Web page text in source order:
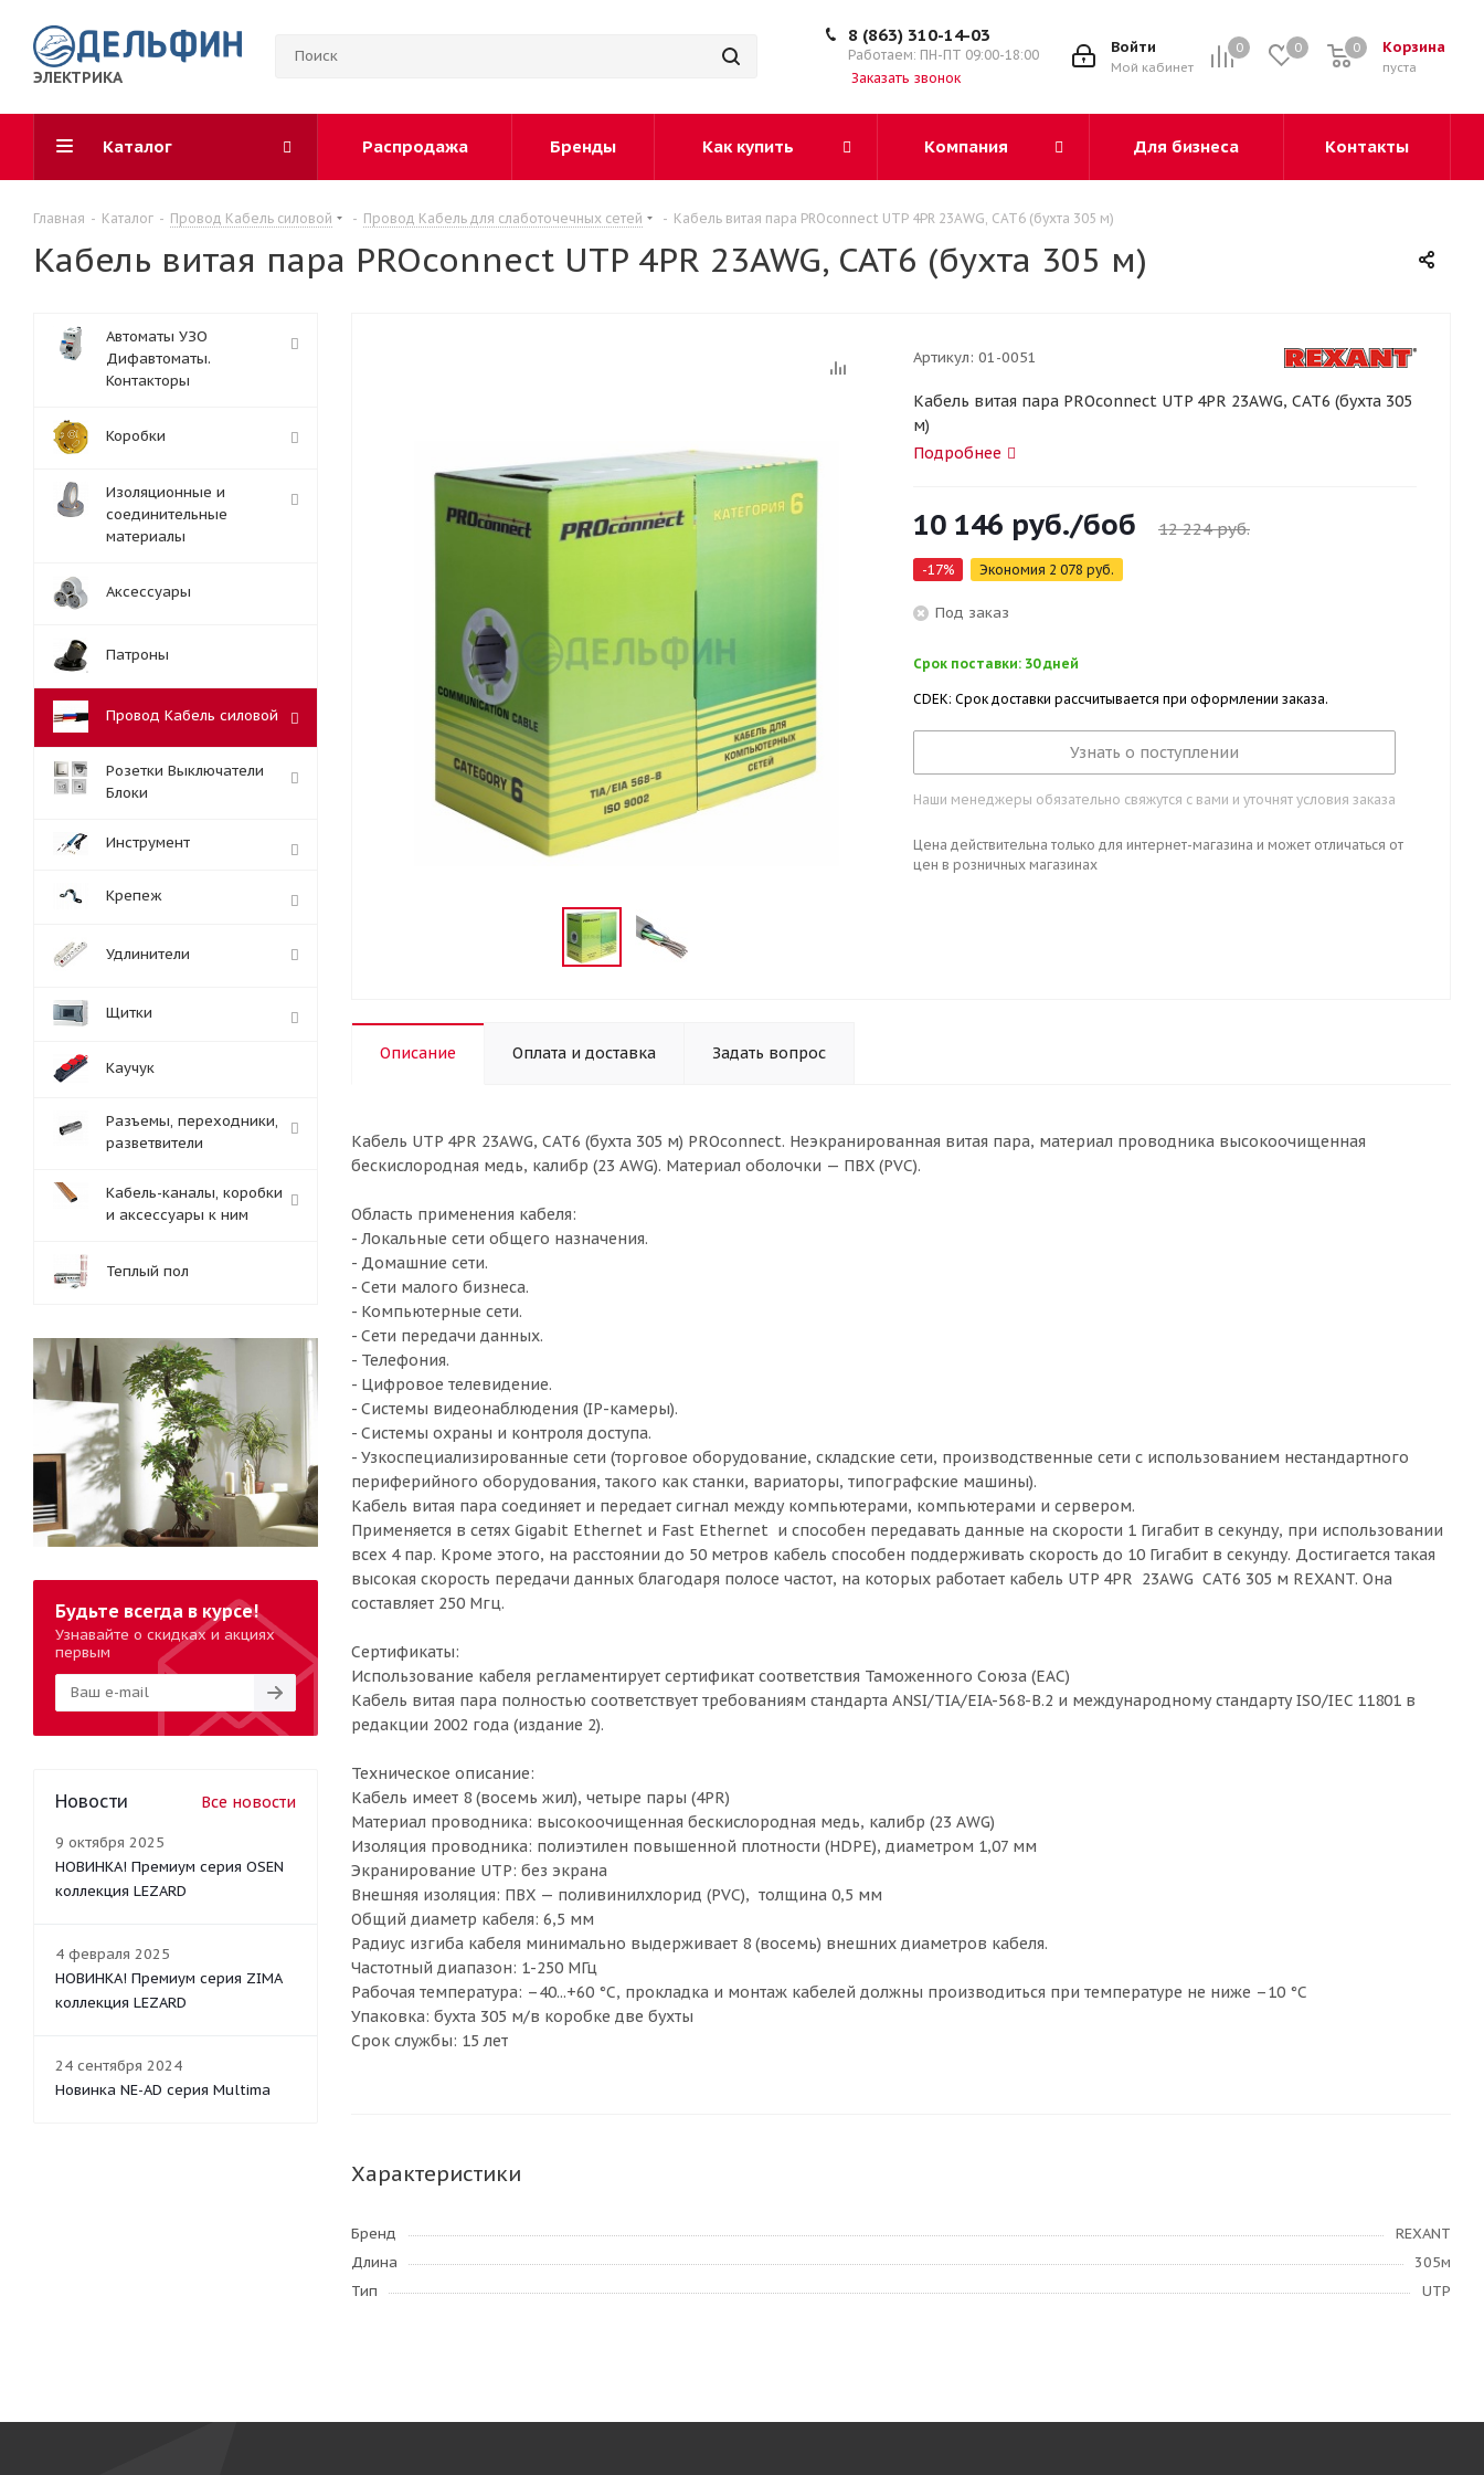
ЭЛЕКТРИКА
0 0 Корзина
пуста
0
Войти
Мой кабинет
8 (863) 310-14-03
Работаем: ПН-ПТ 09:00-18:00
Заказать звонок
Каталог Распродажа Бренды Как купить Компания Для бизнеса Контакты
Главная - Каталог - Провод Кабель силовой - Провод Кабель для слаботочечных сетей - Кабель витая пара PROconnect UTP 4PR 23AWG, CAT6 (бухта 305 м)
Кабель витая пара PROconnect UTP 4PR 23AWG, CAT6 (бухта 305 м)
Артикул: 01-0051
Кабель витая пара PROconnect UTP 4PR 23AWG, CAT6 (бухта 305
м)
Подробнее
10 146 руб./боб 12 224руб.
-17% Экономия 2 078 руб.
Под заказ
Срок поставки: 30 дней
CDEK: Срок доставки рассчитывается при оформлении заказа.
Узнать о поступлении
Наши менеджеры обязательно свяжутся с вами и уточнят условия заказа
Цена действительна только для интернет-магазина и может отличаться от
цен в розничных магазинах
Описание Оплата и доставка Задать вопрос
Кабель UTP 4PR 23AWG, CAT6 (бухта 305 м) PROconnect. Неэкранированная витая пара, материал проводника высокоочищенная
бескислородная медь, калибр (23 AWG). Материал оболочки — ПВХ (PVC).
Область применения кабеля:
- Локальные сети общего назначения.
- Домашние сети.
- Сети малого бизнеса.
- Компьютерные сети.
- Сети передачи данных.
- Телефония.
- Цифровое телевидение.
- Системы видеонаблюдения (IP-камеры).
- Системы охраны и контроля доступа.
- Узкоспециализированные сети (торговое оборудование, складские сети, производственные сети с использованием нестандартного
периферийного оборудования, такого как станки, вариаторы, типографские машины).
Кабель витая пара соединяет и передает сигнал между компьютерами, компьютерами и сервером.
Применяется в сетях Gigabit Ethernet и Fast Ethernet и способен передавать данные на скорости 1 Гигабит в секунду, при использовании
всех 4 пар. Кроме этого, на расстоянии до 50 метров кабель способен поддерживать скорость до 10 Гигабит в секунду. Достигается такая
высокая скорость передачи данных благодаря полосе частот, на которых работает кабель UTP 4PR 23AWG CAT6 305 м REXANT. Она
составляет 250 Мгц.
Сертификаты:
Использование кабеля регламентирует сертификат соответствия Таможенного Союза (EAC)
Кабель витая пара полностью соответствует требованиям стандарта ANSI/TIA/EIA-568-B.2 и международному стандарту ISO/IEC 11801 в
редакции 2002 года (издание 2).
Техническое описание:
Кабель имеет 8 (восемь жил), четыре пары (4PR)
Материал проводника: высокоочищенная бескислородная медь, калибр (23 AWG)
Изоляция проводника: полиэтилен повышенной плотности (HDPE), диаметром 1,07 мм
Экранирование UTP: без экрана
Внешняя изоляция: ПВХ — поливинилхлорид (PVC), толщина 0,5 мм
Общий диаметр кабеля: 6,5 мм
Радиус изгиба кабеля минимально выдерживает 8 (восемь) внешних диаметров кабеля.
Частотный диапазон: 1-250 МГц
Рабочая температура: –40...+60 °C, прокладка и монтаж кабелей должны производиться при температуре не ниже –10 °С
Упаковка: бухта 305 м/в коробке две бухты
Срок службы: 15 лет
Характеристики
Бренд
REXANT
Длина
305м
Тип
UTP
Автоматы УЗО
Дифавтоматы.
Контакторы
Коробки
Изоляционные и
соединительные
материалы
Аксессуары
Патроны
Провод Кабель силовой
Розетки Выключатели
Блоки
Инструмент
Крепеж
Удлинители
Щитки
Каучук
Разъемы, переходники,
разветвители
Кабель-каналы, коробки
и аксессуары к ним
Теплый пол
Будьте всегда в курсе!
Узнавайте о скидках и акциях
первым
Новости Все новости
9 октября 2025
НОВИНКА! Премиум серия OSEN
коллекция LEZARD
4 февраля 2025
НОВИНКА! Премиум серия ZIMA
коллекция LEZARD
24 сентября 2024
Новинка NE-AD серия Multima